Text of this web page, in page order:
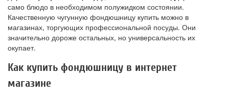
само блюдо в необходимом полужидком состоянии.
Качественную чугунную фондюшницу купить можно в
магазинах, торгующих профессиональной посуды. Они
значительно дороже остальных, но универсальность их
окупает.
Как купить фондюшницу в интернет
магазине